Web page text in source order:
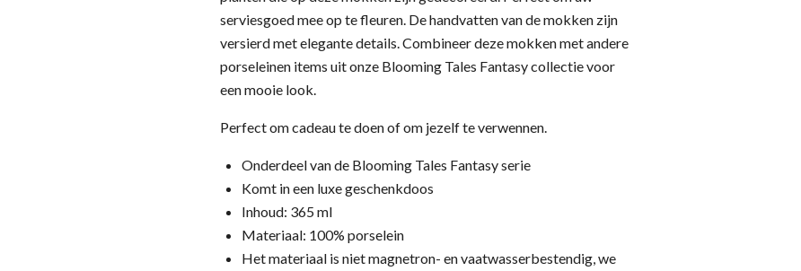
serviesgoed mee op te fleuren. De handvatten van de mokken zijn
versierd met elegante details. Combineer deze mokken met andere
porseleinen items uit onze Blooming Tales Fantasy collectie voor
een mooie look.
Perfect om cadeau te doen of om jezelf te verwennen.
Onderdeel van de Blooming Tales Fantasy serie
Komt in een luxe geschenkdoos
Inhoud: 365 ml
Materiaal: 100% porselein
Het materiaal is niet magnetron- en vaatwasserbestendig, we